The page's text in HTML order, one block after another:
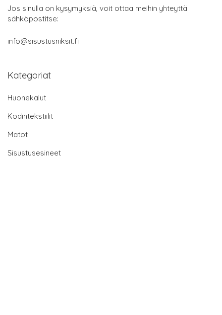
Jos sinulla on kysymyksiä, voit ottaa meihin yhteyttä
sähköpostitse:
info@sisustusniksit.fi
Kategoriat
Huonekalut
Kodintekstiilit
Matot
Sisustusesineet